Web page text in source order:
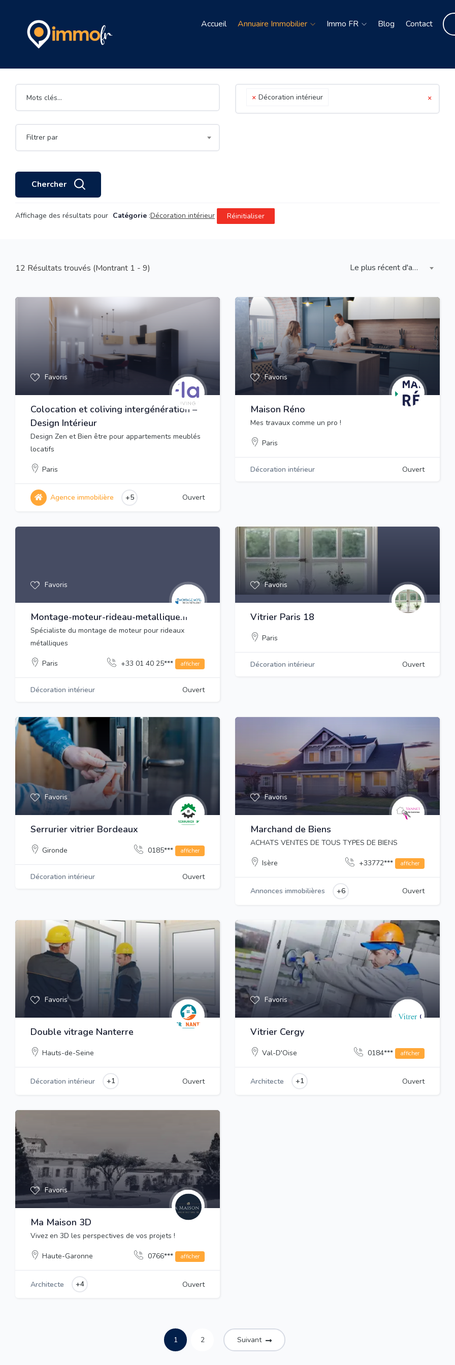
Accueil Annuaire Immobilier Immo FR Blog Contact
×
× Décoration intérieur
Filtrer par
Chercher
Affichage des résultats pour Catégorie :Décoration intérieur Réinitialiser
12 Résultats trouvés (Montrant 1 - 9) Le plus récent d'abord
Favoris
Colocation et coliving intergénération –
Design Intérieur
Design Zen et Bien être pour appartements meublés
locatifs
Paris
Agence immobilière +5 Ouvert
Favoris
Maison Réno
Mes travaux comme un pro !
Paris
Décoration intérieur Ouvert
Favoris
Montage-moteur-rideau-metallique.fr
Spécialiste du montage de moteur pour rideaux
métalliques
Paris +33 01 40 25*** afficher
Décoration intérieur Ouvert
Favoris
Vitrier Paris 18
Paris
Décoration intérieur Ouvert
Favoris
Serrurier vitrier Bordeaux
Gironde 0185*** afficher
Décoration intérieur Ouvert
Favoris
Marchand de Biens
ACHATS VENTES DE TOUS TYPES DE BIENS
Isère +33772*** afficher
Annonces immobilières +6 Ouvert
Favoris
Double vitrage Nanterre
Hauts-de-Seine
Décoration intérieur +1 Ouvert
Favoris
Vitrier Cergy
Val-D'Oise 0184*** afficher
Architecte +1 Ouvert
Favoris
Ma Maison 3D
Vivez en 3D les perspectives de vos projets !
Haute-Garonne 0766*** afficher
Architecte +4 Ouvert
1 2 Suivant